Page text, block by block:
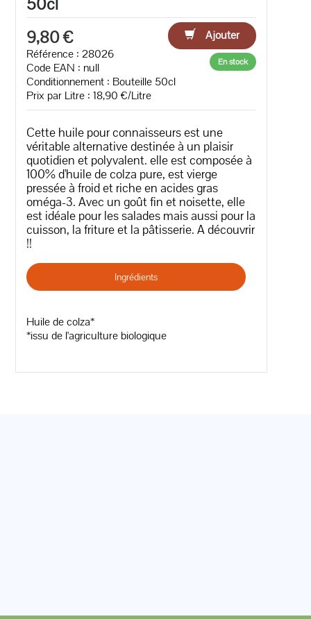
9,80 €
Ajouter
Référence : 28026
Code EAN : null
Conditionnement : Bouteille 50cl
Prix par Litre : 18,90 €/Litre
En stock
Cette huile pour connaisseurs est une
véritable alternative destinée à un plaisir
quotidien et polyvalent. elle est composée à
100% d'huile de colza pure, est vierge
pressée à froid et riche en acides gras
oméga-3. Avec un goût fin et noisette, elle
est idéale pour les salades mais aussi pour la
cuisson, la friture et la pâtisserie. A découvrir
!!
Ingrédients
Huile de colza*
*issu de l'agriculture biologique